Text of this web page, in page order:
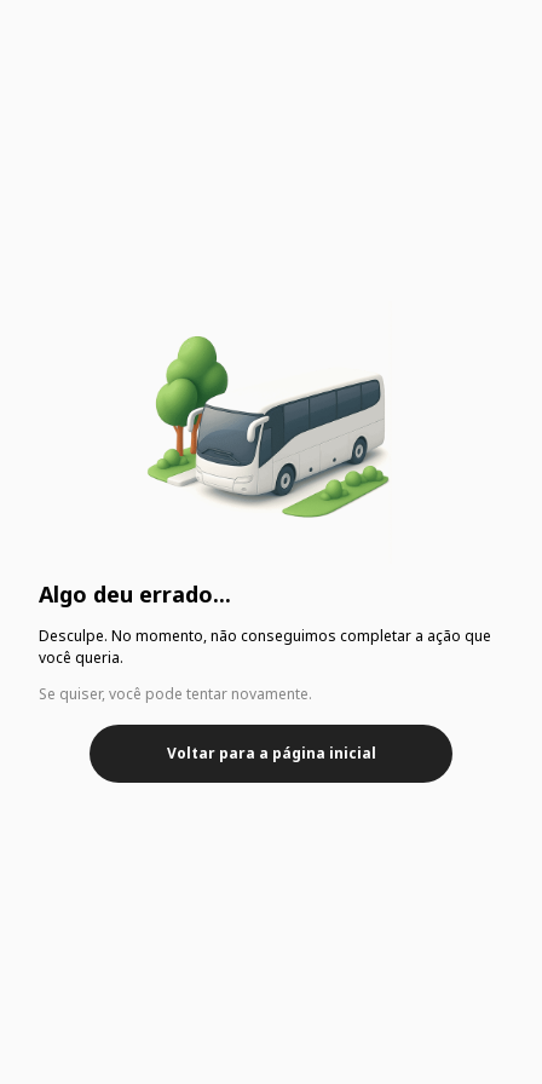
Algo deu errado...
Desculpe. No momento, não conseguimos completar a ação que
você queria.
Se quiser, você pode tentar novamente.
Voltar para a página inicial